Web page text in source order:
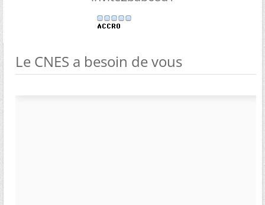
Le CNES a besoin de vous